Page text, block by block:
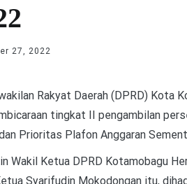
27, 2022
Rakyat Daerah (DPRD) Kota
tingkat II pengambilan
Prioritas Plafon Anggaran
Wakil Ketua DPRD Kotamobagu
Syarifudin Mokodongan itu,